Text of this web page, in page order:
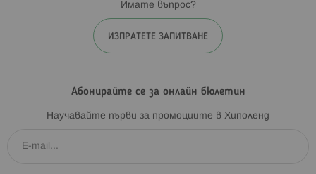
Имате въпрос?
ИЗПРАТЕТЕ ЗАПИТВАНЕ
Абонирайте се за онлайн бюлетин
Научавайте първи за промоциите в Хиполенд